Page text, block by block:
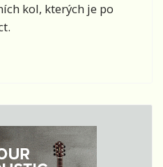
kol, kterých je po